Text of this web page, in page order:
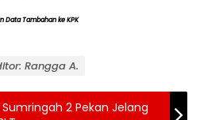
Data Tambahan ke KPK
Rangga A.
2 Pekan Jelang